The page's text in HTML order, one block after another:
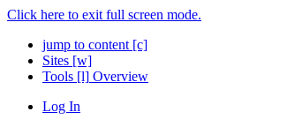
Click here to exit full screen mode.
jump to content [c]
Sites [w]
Tools [l] Overview
Log In